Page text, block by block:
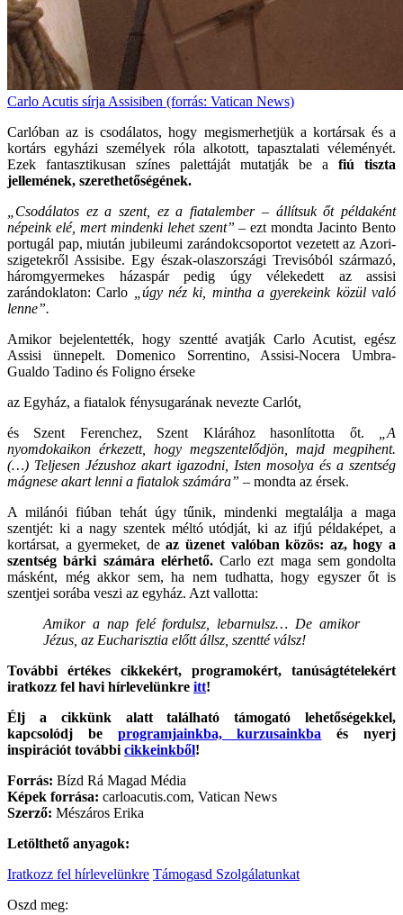
Carlo Acutis sírja Assisiben (forrás: Vatican News)
Carlóban az is csodálatos, hogy megismerhetjük a kortársak és a
kortárs egyházi személyek róla alkotott, tapasztalati véleményét.
Ezek fantasztikusan színes palettáját mutatják be a fiú tiszta
jellemének, szerethetőségének.
„Csodálatos ez a szent, ez a fiatalember – állítsuk őt példaként
népeink elé, mert mindenki lehet szent” – ezt mondta Jacinto Bento
portugál pap, miután jubileumi zarándokcsoportot vezetett az Azori-
szigetekről Assisibe. Egy észak-olaszországi Trevisóból származó,
háromgyermekes házaspár pedig úgy vélekedett az assisi
zarándoklaton: Carlo
„úgy néz ki, mintha a gyerekeink közül való
lenne”.
Amikor bejelentették, hogy szentté avatják Carlo Acutist, egész
Assisi ünnepelt. Domenico Sorrentino, Assisi-Nocera Umbra-
Gualdo Tadino és Foligno érseke
az Egyház, a fiatalok fénysugarának nevezte Carlót,
és Szent Ferenchez, Szent Klárához hasonlította őt.
„A
nyomdokaikon érkezett, hogy megszentelődjön, majd megpihent.
(…) Teljesen Jézushoz akart igazodni, Isten mosolya és a szentség
mágnese akart lenni a fiatalok számára” – mondta az érsek.
A milánói fiúban tehát úgy tűnik, mindenki megtalálja a maga
szentjét: ki a nagy szentek méltó utódját, ki az ifjú példaképet, a
kortársat, a gyermeket, deaz üzenet valóban közös: az, hogy a
szentség bárki számára elérhető. Carlo ezt maga sem gondolta
másként, még akkor sem, ha nem tudhatta, hogy egyszer őt is
szentjei sorába veszi az egyház. Azt vallotta:
Amikor a nap felé fordulsz, lebarnulsz… De amikor
Jézus, az Eucharisztia előtt állsz, szentté válsz!
További értékes cikkekért, programokért, tanúságtételekért
iratkozz fel havi hírlevelünkre itt!
Élj a cikkünk alatt található támogató lehetőségekkel,
kapcsolódj be programjainkba, kurzusainkba és nyerj
inspirációt további cikkeinkből!
Forrás: Bízd Rá Magad Média
Képek forrása: carloacutis.com, Vatican News
Szerző: Mészáros Erika
Letölthető anyagok:
Iratkozz fel hírlevelünkre Támogasd Szolgálatunkat
Oszd meg: